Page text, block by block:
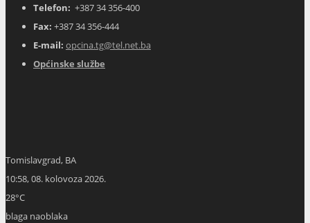
Telefon: +387 34 356-400
Fax: +387 34 356-444
E-mail: opcina.tg@tel.net.ba
Općinske službe
Tomislavgrad, BA
10:58,08. kolovoza 2026.
28°C
blaga naoblaka